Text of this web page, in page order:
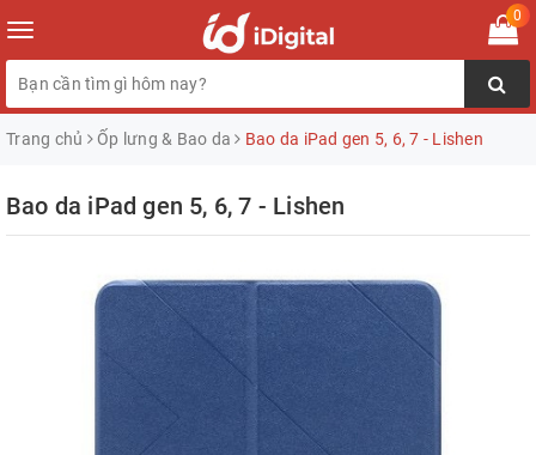
Toggle
navigation
0
Trang chủ Ốp lưng & Bao da Bao da iPad gen 5, 6, 7 - Lishen
Bao da iPad gen 5, 6, 7 - Lishen